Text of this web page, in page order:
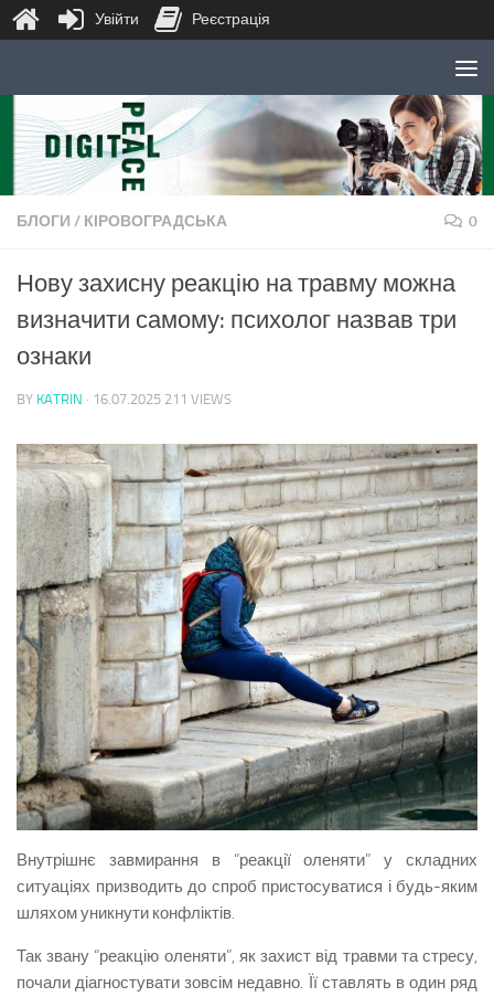
Skip to content
БЛОГИ / КІРОВОГРАДСЬКА 0
Нову захисну реакцію на травму можна
визначити самому: психолог назвав три
ознаки
BY KATRIN · 16.07.2025 211 VIEWS
Внутрішнє завмирання в “реакції оленяти” у складних
ситуаціях призводить до спроб пристосуватися і будь-яким
шляхом уникнути конфліктів.
Так звану “реакцію оленяти”, як захист від травми та стресу,
почали діагностувати зовсім недавно. Її ставлять в один ряд
Увійти Реєстрація